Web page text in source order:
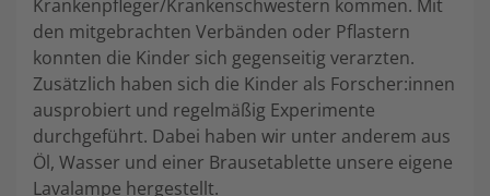
Krankenpfleger/Krankenschwestern kommen. Mit
den mitgebrachten Verbänden oder Pflastern
konnten die Kinder sich gegenseitig verarzten.
Zusätzlich haben sich die Kinder als Forscher:innen
ausprobiert und regelmäßig Experimente
durchgeführt. Dabei haben wir unter anderem aus
Öl, Wasser und einer Brausetablette unsere eigene
Lavalampe hergestellt.